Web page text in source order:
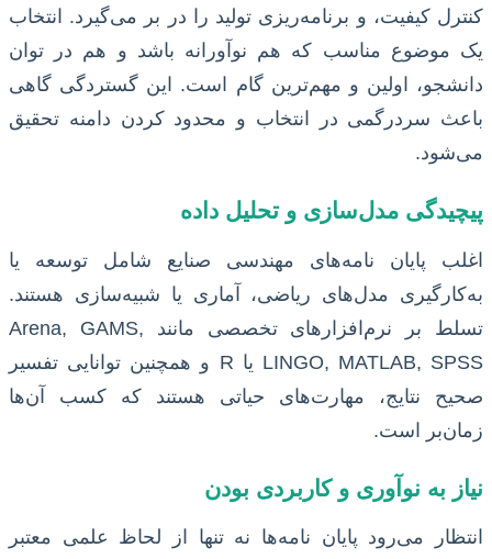
کنترل کیفیت، و برنامه‌ریزی تولید را در بر می‌گیرد. انتخاب
یک موضوع مناسب که هم نوآورانه باشد و هم در توان
دانشجو، اولین و مهم‌ترین گام است. این گستردگی گاهی
باعث سردرگمی در انتخاب و محدود کردن دامنه تحقیق
می‌شود.
پیچیدگی مدل‌سازی و تحلیل داده
اغلب پایان نامه‌های مهندسی صنایع شامل توسعه یا
به‌کارگیری مدل‌های ریاضی، آماری یا شبیه‌سازی هستند.
تسلط بر نرم‌افزارهای تخصصی مانند Arena, GAMS,
LINGO, MATLAB, SPSS یا R و همچنین توانایی تفسیر
صحیح نتایج، مهارت‌های حیاتی هستند که کسب آن‌ها
زمان‌بر است.
نیاز به نوآوری و کاربردی بودن
انتظار می‌رود پایان نامه‌ها نه تنها از لحاظ علمی معتبر